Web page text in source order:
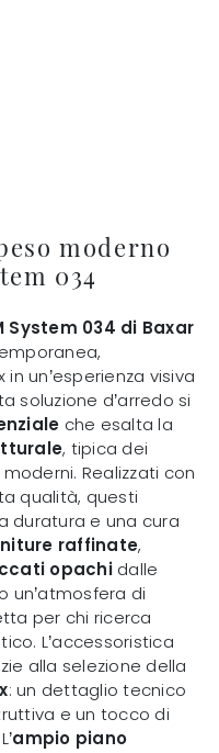
moderno
034
System 034 di Baxar
un’esperienza visiva
soluzione d’arredo si
che esalta la
, tipica dei
moderni. Realizzati con
qualità, questi
duratura e una cura
raffinate,
opachidalle
un’atmosfera di
per chi ricerca
L’accessoristica
alla selezione della
: un dettaglio tecnico
e un tocco di
ampio piano